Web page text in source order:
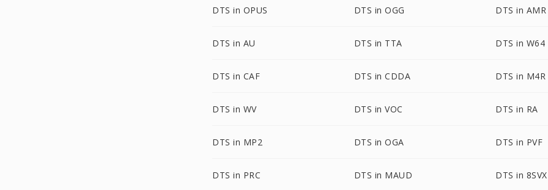
DTS in OPUS DTS in OGG DTS in AMR
DTS in AU DTS in TTA DTS in W64
DTS in CAF DTS in CDDA DTS in M4R
DTS in WV DTS in VOC DTS in RA
DTS in MP2 DTS in OGA DTS in PVF
DTS in PRC DTS in MAUD DTS in 8SVX